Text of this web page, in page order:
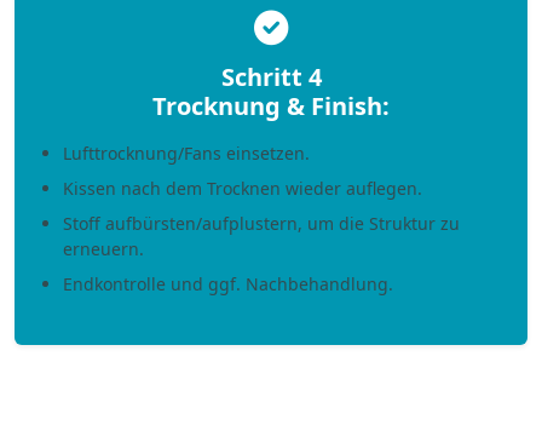
Schritt 4
Trocknung & Finish:
Lufttrocknung/Fans einsetzen.
Kissen nach dem Trocknen wieder auflegen.
Stoff aufbürsten/aufplustern, um die Struktur zu
erneuern.
Endkontrolle und ggf. Nachbehandlung.